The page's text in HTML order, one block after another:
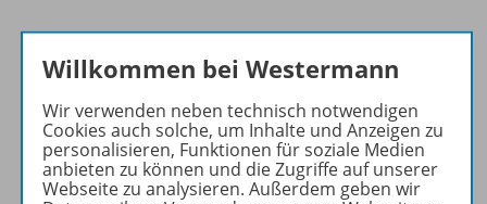
Bei Bezahlung über Paypal und Kreditkarte können
keine Sonderkonditionen gewährt werden.
Sie haben ein passendesSpar-Paket?
Um den für Sie gültigen Preis zu sehen,melden Sie
sich bitte an.
Willkommen bei Westermann
Wir verwenden neben technisch notwendigen
Cookies auch solche, um Inhalte und Anzeigen zu
personalisieren, Funktionen für soziale Medien
anbieten zu können und die Zugriffe auf unserer
Webseite zu analysieren. Außerdem geben wir